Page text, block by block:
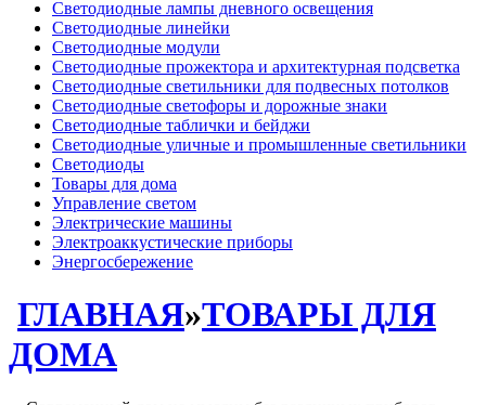
Светодиодные лампы дневного освещения
Светодиодные линейки
Светодиодные модули
Светодиодные прожектора и архитектурная подсветка
Светодиодные светильники для подвесных потолков
Светодиодные светофоры и дорожные знаки
Светодиодные таблички и бейджи
Светодиодные уличные и промышленные светильники
Светодиоды
Товары для дома
Управление светом
Электрические машины
Электроаккустические приборы
Энергосбережение
ГЛАВНАЯ»ТОВАРЫ ДЛЯ
ДОМА